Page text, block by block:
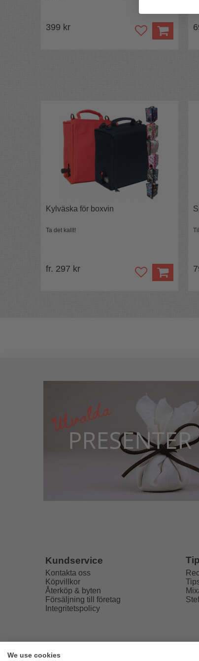
399 kr
Kylväska för boxvin
Ta det kallt!
fr. 297 kr
Kundservice
Kontakta oss
Köpvillkor
Återköp & byten
Försäljning till företag
Integritetspolicy
We use cookies